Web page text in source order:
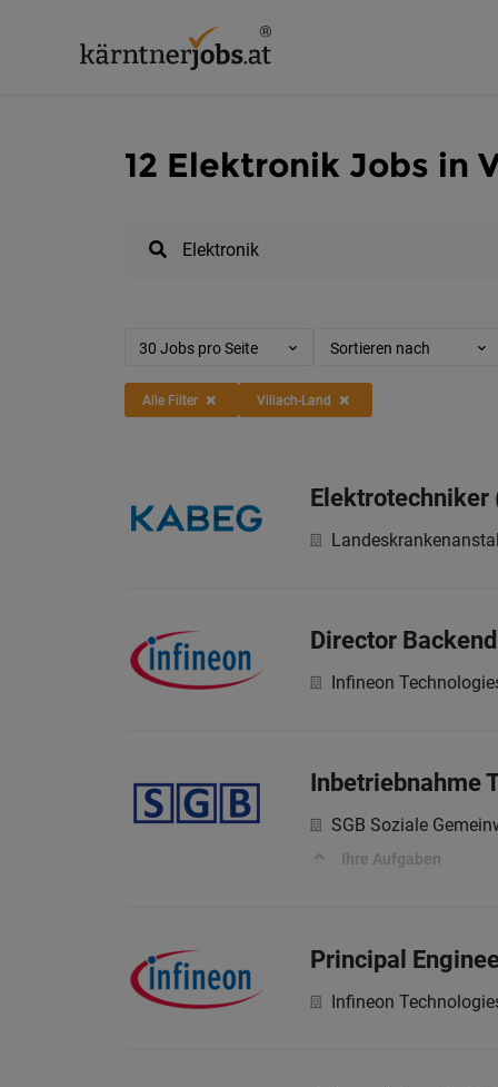
12 Elektronik Jobs in
30 Jobs pro Seite Sortieren nach
Alle Filter Villach-Land
Director
Infineon
Inbetriebnahme
SGB Soziale
Ihre Aufgaben
Principal
Infineon